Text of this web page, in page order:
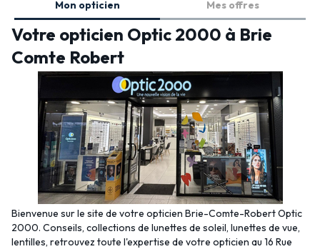
Mon opticien Mes offres
Votre opticien Optic 2000 à Brie
Comte Robert
Bienvenue sur le site de votre opticien Brie-Comte-Robert Optic
2000. Conseils, collections de lunettes de soleil, lunettes de vue,
lentilles, retrouvez toute l'expertise de votre opticien au 16 Rue